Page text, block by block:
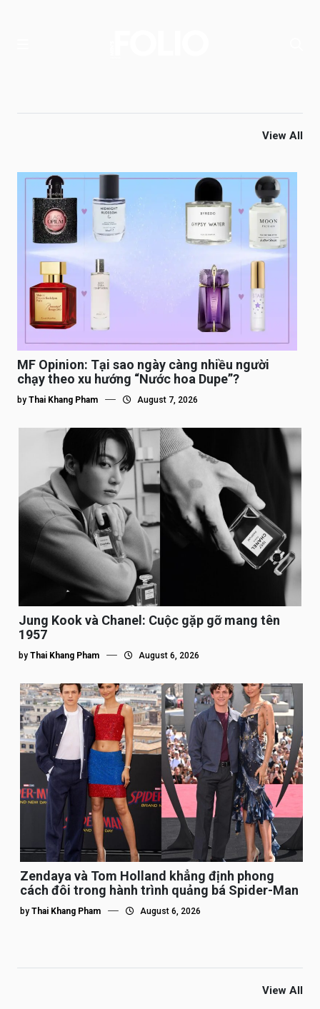
View All
MF Opinion: Tại sao ngày càng nhiều người
chạy theo xu hướng “Nước hoa Dupe”?
by Thai Khang Pham August 7, 2026
Jung Kook và Chanel: Cuộc gặp gỡ mang tên
1957
by Thai Khang Pham August 6, 2026
Zendaya và Tom Holland khẳng định phong
cách đôi trong hành trình quảng bá Spider-Man
by Thai Khang Pham August 6, 2026
View All